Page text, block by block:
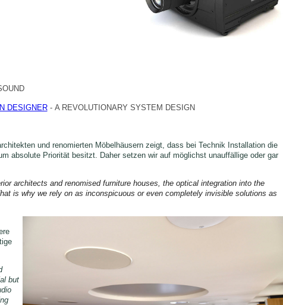
DESIGNER- A REVOLUTIONARY SYSTEM DESIGN
und renomierten Möbelhäusern zeigt, dass bei Technik Installation die
absolute Priorität besitzt. Daher setzen wir auf möglichst unauffällige oder gar
architects and renomised furniture houses, the optical integration into the
is why we rely on as inconspicuous or even completely invisible solutions as
but